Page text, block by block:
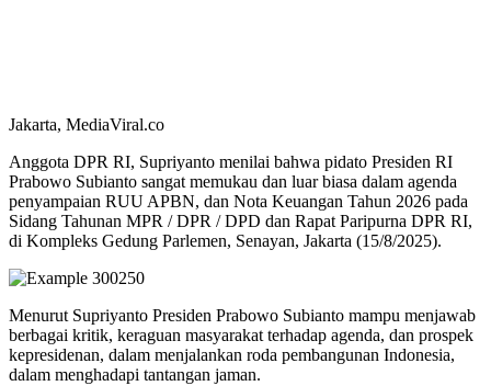
Jakarta, MediaViral.co
Anggota DPR RI, Supriyanto menilai bahwa pidato Presiden RI
Prabowo Subianto sangat memukau dan luar biasa dalam agenda
penyampaian RUU APBN, dan Nota Keuangan Tahun 2026 pada
Sidang Tahunan MPR / DPR / DPD dan Rapat Paripurna DPR RI,
di Kompleks Gedung Parlemen, Senayan, Jakarta (15/8/2025).
Menurut Supriyanto Presiden Prabowo Subianto mampu menjawab
berbagai kritik, keraguan masyarakat terhadap agenda, dan prospek
kepresidenan, dalam menjalankan roda pembangunan Indonesia,
dalam menghadapi tantangan jaman.